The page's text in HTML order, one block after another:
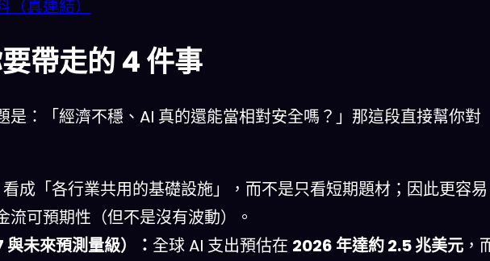
真連結）
帶走的 4 件事
是：「經濟不穩、AI 真的還能當相對安全嗎？」那這段直接幫你對
成「各行業共用的基礎設施」，而不是只看短期題材；因此更容易
流可預期性（但不是沒有波動）。
未來預測量級）： 全球 AI 支出預估在 2026 年達約 2.5 兆美元，